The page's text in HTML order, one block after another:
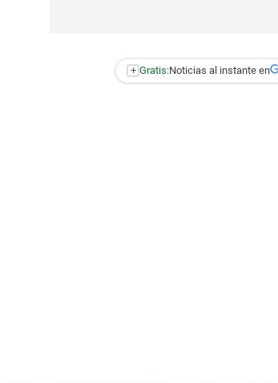
+ Gratis:Noticias al instante en